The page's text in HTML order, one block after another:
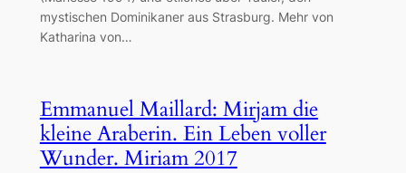
mystischen Dominikaner aus Strasburg. Mehr von
Katharina von…
Emmanuel Maillard: Mirjam die
kleine Araberin. Ein Leben voller
Wunder. Miriam 2017